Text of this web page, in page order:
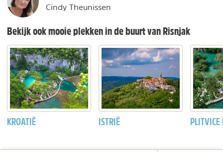
Cindy Theunissen
Bekijk ook mooie plekken in de buurt van Risnjak
KROATIË ISTRIË PLITVICE